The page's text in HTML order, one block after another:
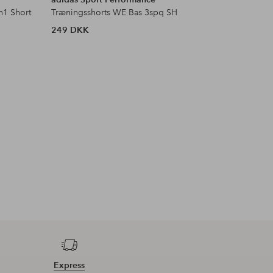
Short
Træningsshorts WE Bas 3spq SH
249 DKK
Express